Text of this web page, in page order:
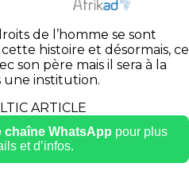
de l’homme se sont
histoire et désormais, ce
son père mais il sera à la
une institution.
chaîne WhatsApp pour plus
et d’infos.